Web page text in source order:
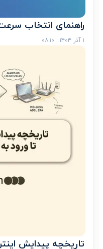
راهنمای انتخاب
۱ آذر ۱۴۰۴ · ۰۸:۱۰